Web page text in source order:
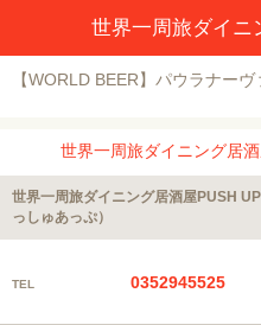
世界一周旅ダイニ
【WORLD BEER】パウラナー
世界一周旅ダイニング居
世界一周旅ダイニング居酒屋PUSH
っしゅあっぷ）
TEL 0352945525